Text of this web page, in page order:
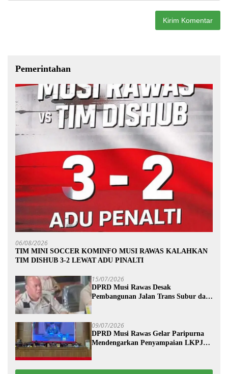
Pemerintahan
06/08/2026
TIM MINI SOCCER KOMINFO MUSI RAWAS KALAHKAN
TIM DISHUB 3-2 LEWAT ADU PINALTI
15/07/2026
DPRD Musi Rawas Desak
Pembangunan Jalan Trans Subur dan
09/07/2026
DPRD Musi Rawas Gelar Paripurna
Mendengarkan Penyampaian LKPJ